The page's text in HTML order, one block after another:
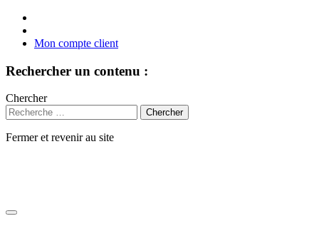
Mon compte client
Rechercher un contenu :
Chercher
Fermer et revenir au site